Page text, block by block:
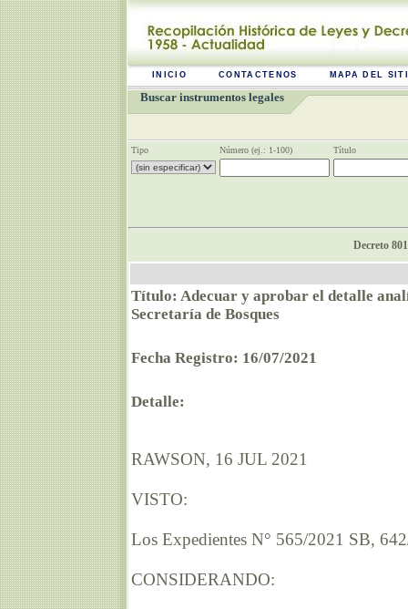
INICIO CONTACTENOS MAPA DEL
Buscar instrumentos legales
Tipo Número (ej.: 1-100) Título
Decreto
Título: Adecuar y aprobar el detalle
Secretaría de Bosques
Fecha Registro: 16/07/2021
Detalle:
RAWSON, 16 JUL 2021
VISTO:
Los Expedientes N° 565/2021 SB,
CONSIDERANDO: